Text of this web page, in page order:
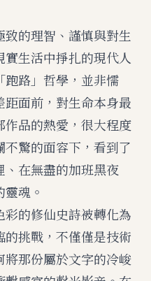
的理智、謹慎與對生
生活中掙扎的現代人
跑路」哲學，並非懦
面前，對生命本身最
品的熱愛，很大程度
不驚的面容下，看到了
、在無盡的加班黑夜
魂。
的修仙史詩被轉化為
挑戰，不僅僅是技術
將那份屬於文字的冷峻